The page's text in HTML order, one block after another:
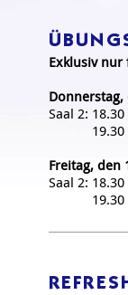
Exklusiv nur
Donnerstag,
Saal 2:
19.30 bis
Freitag, den
Saal 2:
19.30 bis